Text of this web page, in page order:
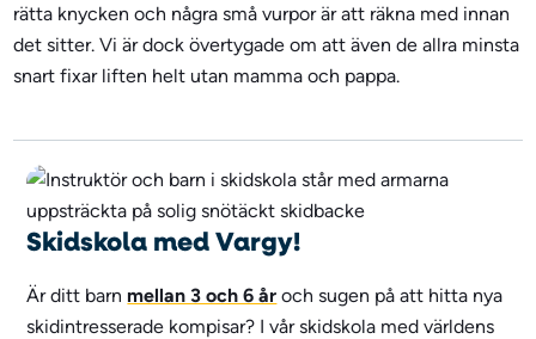
rätta knycken och några små vurpor är att räkna med innan
det sitter. Vi är dock övertygade om att även de allra minsta
snart fixar liften helt utan mamma och pappa.
Skidskola med Vargy!
Är ditt barn mellan 3 och 6 år och sugen på att hitta nya
skidintresserade kompisar? I vår skidskola med världens